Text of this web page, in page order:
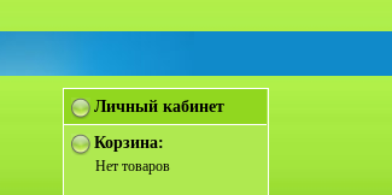
Личный кабинет
Корзина:
Нет товаров